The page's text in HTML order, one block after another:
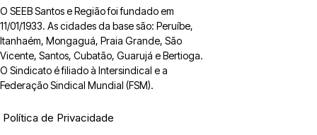
O SEEB Santos e Região foi fundado em
11/01/1933. As cidades da base são: Peruíbe,
Itanhaém, Mongaguá, Praia Grande, São
Vicente, Santos, Cubatão, Guarujá e Bertioga.
O Sindicato é filiado à Intersindical e a
Federação Sindical Mundial (FSM).
Política de Privacidade